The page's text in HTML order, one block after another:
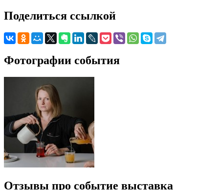
Поделиться ссылкой
Фотографии события
Отзывы про событие выставка